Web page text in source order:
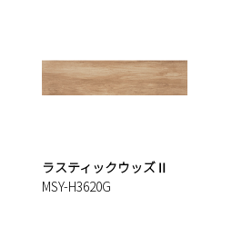
ラスティックウッズⅡ
MSY-H3620G